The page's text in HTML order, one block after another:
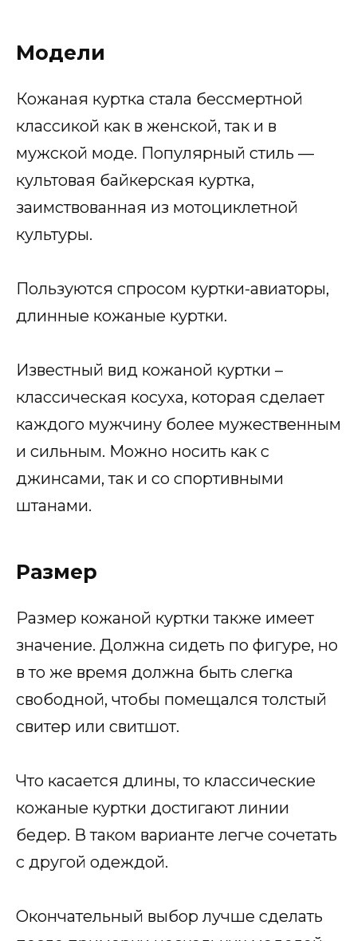
Модели
Кожаная куртка стала бессмертной
классикой как в женской, так и в
мужской моде. Популярный стиль —
культовая байкерская куртка,
заимствованная из мотоциклетной
культуры.
Пользуются спросом куртки-авиаторы,
длинные кожаные куртки.
Известный вид кожаной куртки –
классическая косуха, которая сделает
каждого мужчину более мужественным
и сильным. Можно носить как с
джинсами, так и со спортивными
штанами.
Размер
Размер кожаной куртки также имеет
значение. Должна сидеть по фигуре, но
в то же время должна быть слегка
свободной, чтобы помещался толстый
свитер или свитшот.
Что касается длины, то классические
кожаные куртки достигают линии
бедер. В таком варианте легче сочетать
с другой одеждой.
Окончательный выбор лучше сделать